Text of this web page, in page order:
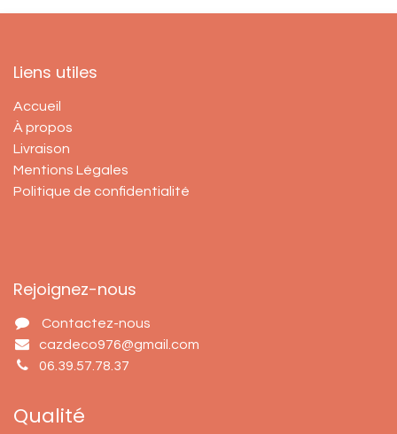
Liens utiles
Accueil
À propos
Livraison
Mentions Légales
Politique de confidentialité
Rejoignez-nous
Contactez-nous
cazdeco976@gmail.com
06.39.57.78.37
Qualité